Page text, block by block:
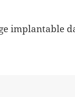
implantable